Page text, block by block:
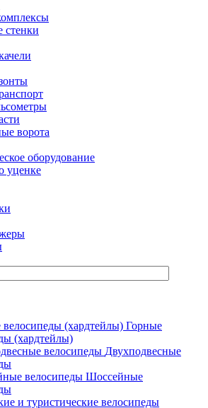
стенки
ворота
оборудование
уценке
Горные
(хардтейлы)
Двухподвесные
Шоссейные